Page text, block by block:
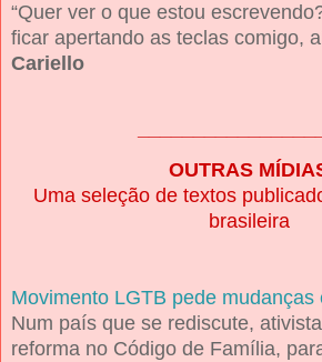
“Quer ver o que estou
ficar apertando as teclas comigo,
Cariello
OUTRAS
Uma seleção de textos
brasileira
Movimento LGTB pede mudanças
Num país que se rediscute,
reforma no Código de Família,